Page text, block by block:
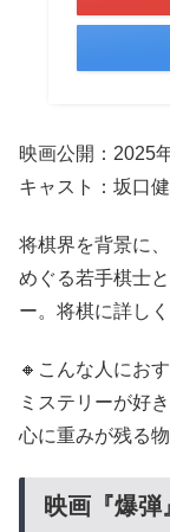
映画公開：2025
キャスト：坂口
将棋界を背景に
めぐる若手棋士
ー。将棋に詳し
🔸こんな人にお
ミステリーが好き
心に重みが残る
映画『爆弾